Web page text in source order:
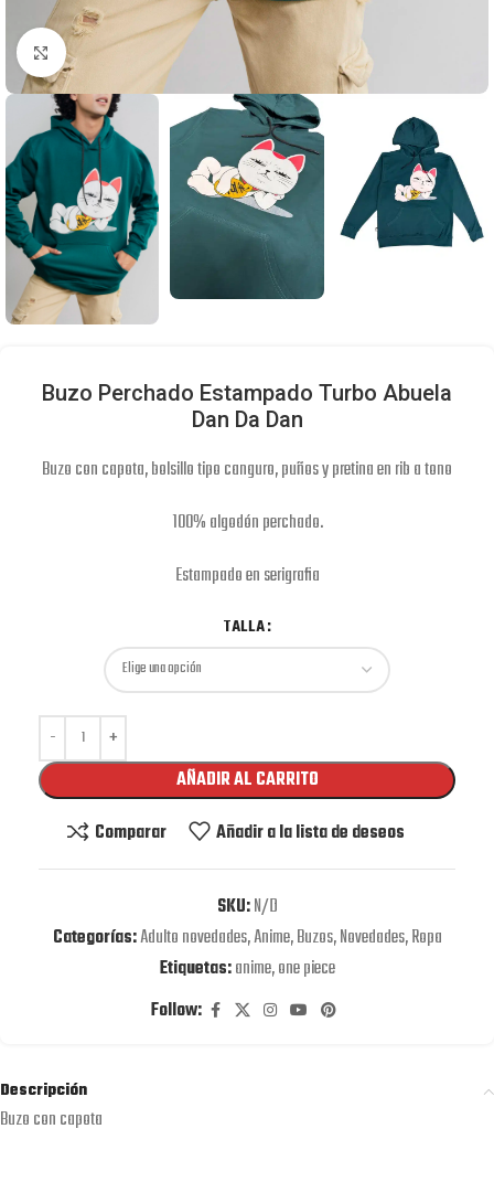
Click to enlarge
Buzo Perchado Estampado Turbo Abuela
Dan Da Dan
Buzo con capota, bolsillo tipo canguro, puños y pretina en rib a tono
100% algodón perchado.
Estampado en serigrafia
TALLA
AÑADIR AL CARRITO
Comparar
Añadir a la lista de deseos
SKU:N/D
Categorías:Adulto novedades,Anime,Buzos,Novedades,Ropa
Etiquetas:anime,one piece
Follow:
Descripción
Buzo con capota